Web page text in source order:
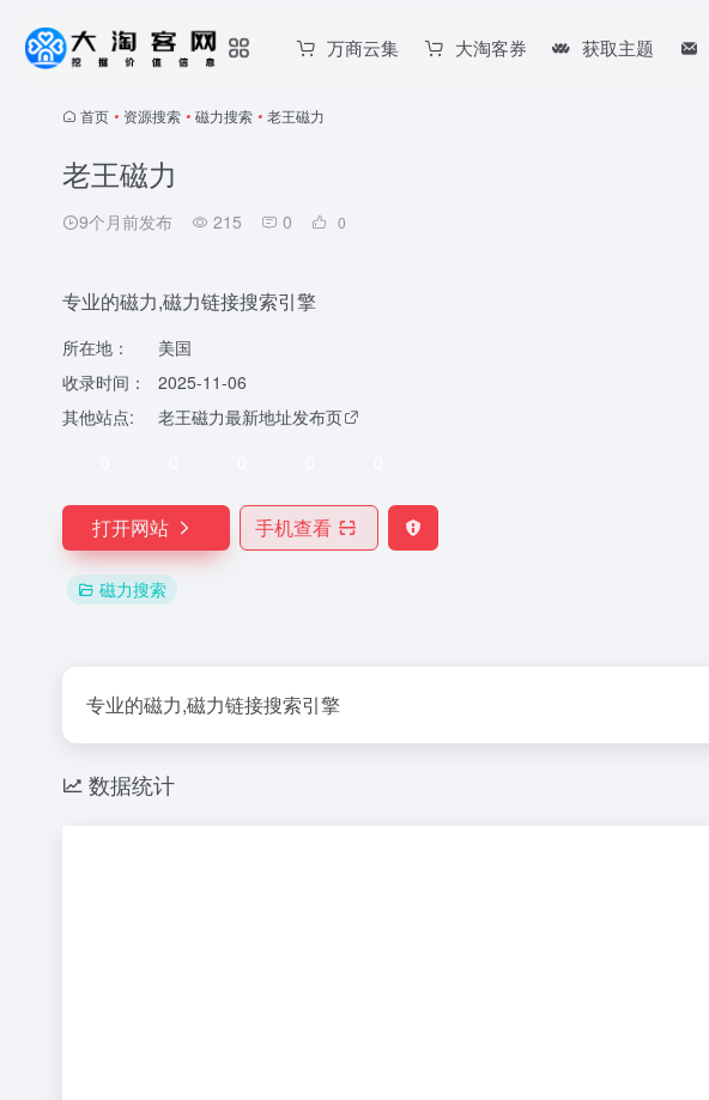
万商云集 大淘客券 获取主题
首页 • 资源搜索 • 磁力搜索 • 老王磁力
老王磁力
9个月前发布 215 0 0
专业的磁力,磁力链接搜索引擎
所在地：
美国
收录时间：
2025-11-06
其他站点:
老王磁力最新地址发布页
打开网站 手机查看
磁力搜索
专业的磁力,磁力链接搜索引擎
数据统计